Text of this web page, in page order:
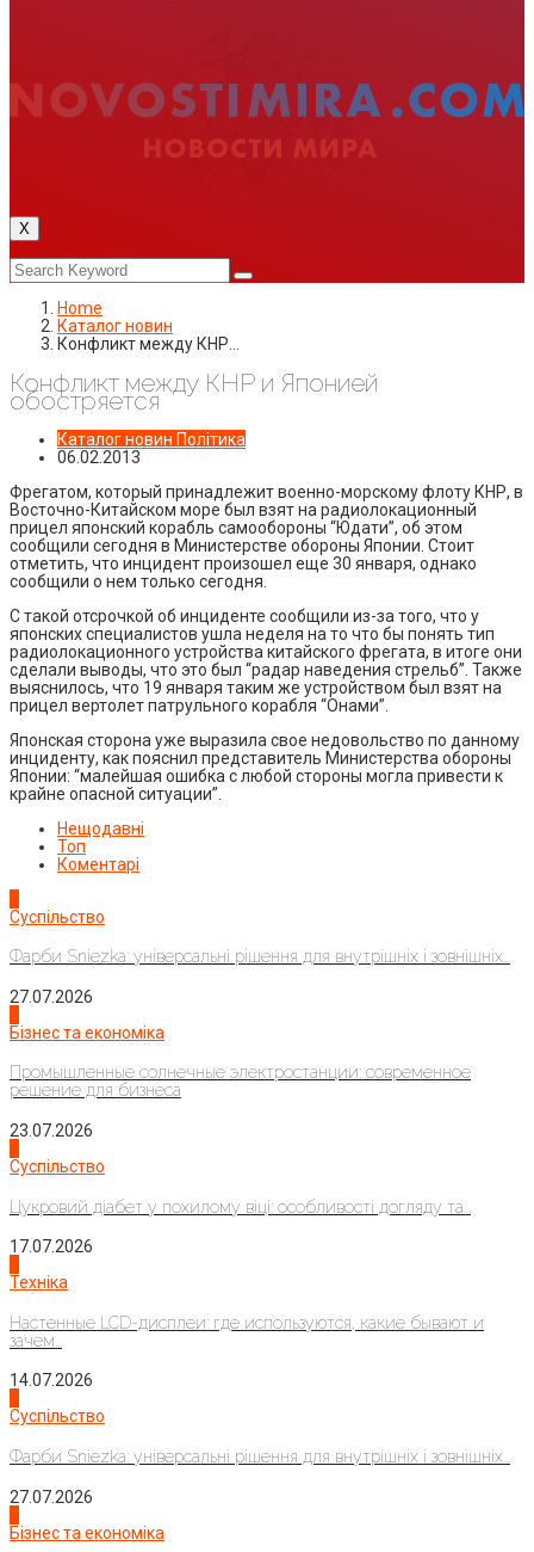
X
Home
Каталог новин
Конфликт между КНР…
Конфликт между КНР и Японией
обостряется
Каталог новин Політика
06.02.2013
Фрегатом, который принадлежит военно-морскому флоту КНР, в
Восточно-Китайском море был взят на радиолокационный
прицел японский корабль самообороны “Юдати”, об этом
сообщили сегодня в Министерстве обороны Японии. Стоит
отметить, что инцидент произошел еще 30 января, однако
сообщили о нем только сегодня.
С такой отсрочкой об инциденте сообщили из-за того, что у
японских специалистов ушла неделя на то что бы понять тип
радиолокационного устройства китайского фрегата, в итоге они
сделали выводы, что это был “радар наведения стрельб”. Также
выяснилось, что 19 января таким же устройством был взят на
прицел вертолет патрульного корабля “Онами”.
Японская сторона уже выразила свое недовольство по данному
инциденту, как пояснил представитель Министерства обороны
Японии: “малейшая ошибка с любой стороны могла привести к
крайне опасной ситуации”.
Нещодавні
Топ
Коментарі
Суспільство
Фарби Sniezka: універсальні рішення для внутрішніх і зовнішніх...
27.07.2026
Бізнес та економіка
Промышленные солнечные электростанции: современное
решение для бизнеса
23.07.2026
Суспільство
Цукровий діабет у похилому віці: особливості догляду та...
17.07.2026
Техніка
Настенные LCD-дисплеи: где используются, какие бывают и
зачем...
14.07.2026
Суспільство
Фарби Sniezka: універсальні рішення для внутрішніх і зовнішніх...
27.07.2026
Бізнес та економіка